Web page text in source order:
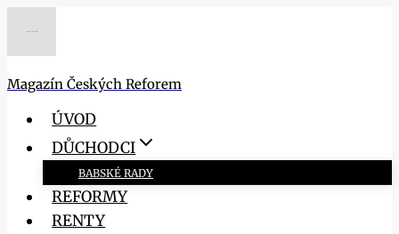
Magazín Českých Reforem
ÚVOD
DŮCHODCI
BABSKÉ RADY
REFORMY
RENTY